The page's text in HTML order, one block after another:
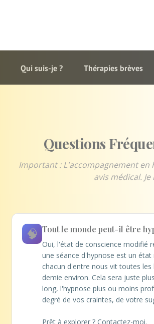
Qui suis-je ? Thérapies brèves
Questions
Important : L'accompagnement en
avis médical.
🧠 Tout le monde peut-il être
Oui, l'état de conscience modifié
une séance d'hypnose est un état
chacun d'entre nous vit toutes les
demie environ. Cela sera juste
long, l'hypnose plus ou moins
degré de vos craintes, de votre
Prêt à explorer ? Contactez-moi.